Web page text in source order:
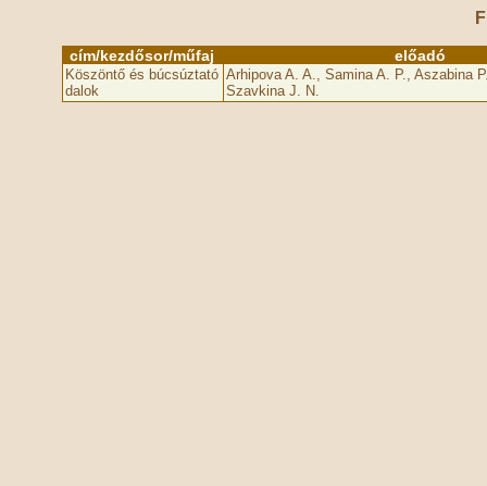
cím/kezdősor/műfaj előadó
Köszöntő és búcsúztató
dalok
Arhipova A. A., Samina A. P., Aszabina
Szavkina J. N.